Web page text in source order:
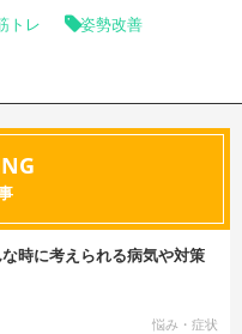
トレ 姿勢改善
時に考えられる病気や対策
悩み・症状